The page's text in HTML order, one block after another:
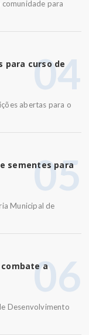
para
04
para curso de
abertas para o
05
sementes para
Municipal de
06
a
Desenvolvimento